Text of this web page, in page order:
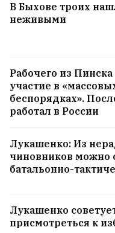
В Быхове троих
неживыми
Рабочего из
участие в
беспорядках».
работал в России
Лукашенко: Из
чиновников можно
батальонно-
Лукашенко
присмотреться к
Сын
Андерса из-под
лагере